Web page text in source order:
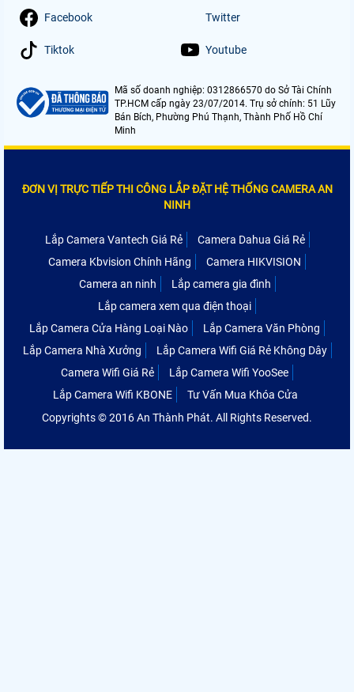
Facebook Twitter
Tiktok Youtube
Mã số doanh nghiệp: 0312866570 do Sở Tài Chính
TP.HCM cấp ngày 23/07/2014. Trụ sở chính: 51 Lũy
Bán Bích, Phường Phú Thạnh, Thành Phố Hồ Chí
Minh
ĐƠN VỊ TRỰC TIẾP THI CÔNG LẮP ĐẶT HỆ THỐNG CAMERA AN
NINH
Lắp Camera Vantech Giá Rẻ
Camera Dahua Giá Rẻ
Camera Kbvision Chính Hãng
Camera HIKVISION
Camera an ninh
Lắp camera gia đình
Lắp camera xem qua điện thoại
Lắp Camera Cửa Hàng Loại Nào
Lắp Camera Văn Phòng
Lắp Camera Nhà Xưởng
Lắp Camera Wifi Giá Rẻ Không Dây
Camera Wifi Giá Rẻ
Lắp Camera Wifi YooSee
Lắp Camera Wifi KBONE
Tư Vấn Mua Khóa Cửa
Copyrights © 2016 An Thành Phát. All Rights Reserved.